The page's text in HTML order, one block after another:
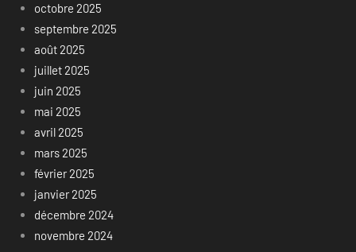
octobre 2025
septembre 2025
août 2025
juillet 2025
juin 2025
mai 2025
avril 2025
mars 2025
février 2025
janvier 2025
décembre 2024
novembre 2024